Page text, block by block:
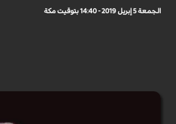
الجمعة 5 إبريل 2019 - 14:40 بتوقيت مكة